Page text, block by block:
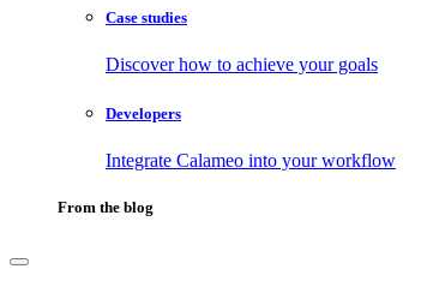
Case studies
Discover how to achieve your goals
Developers
Integrate Calameo into your workflow
From the blog